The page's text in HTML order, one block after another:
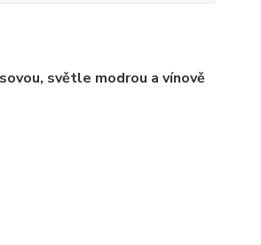
světle modrou a vínově